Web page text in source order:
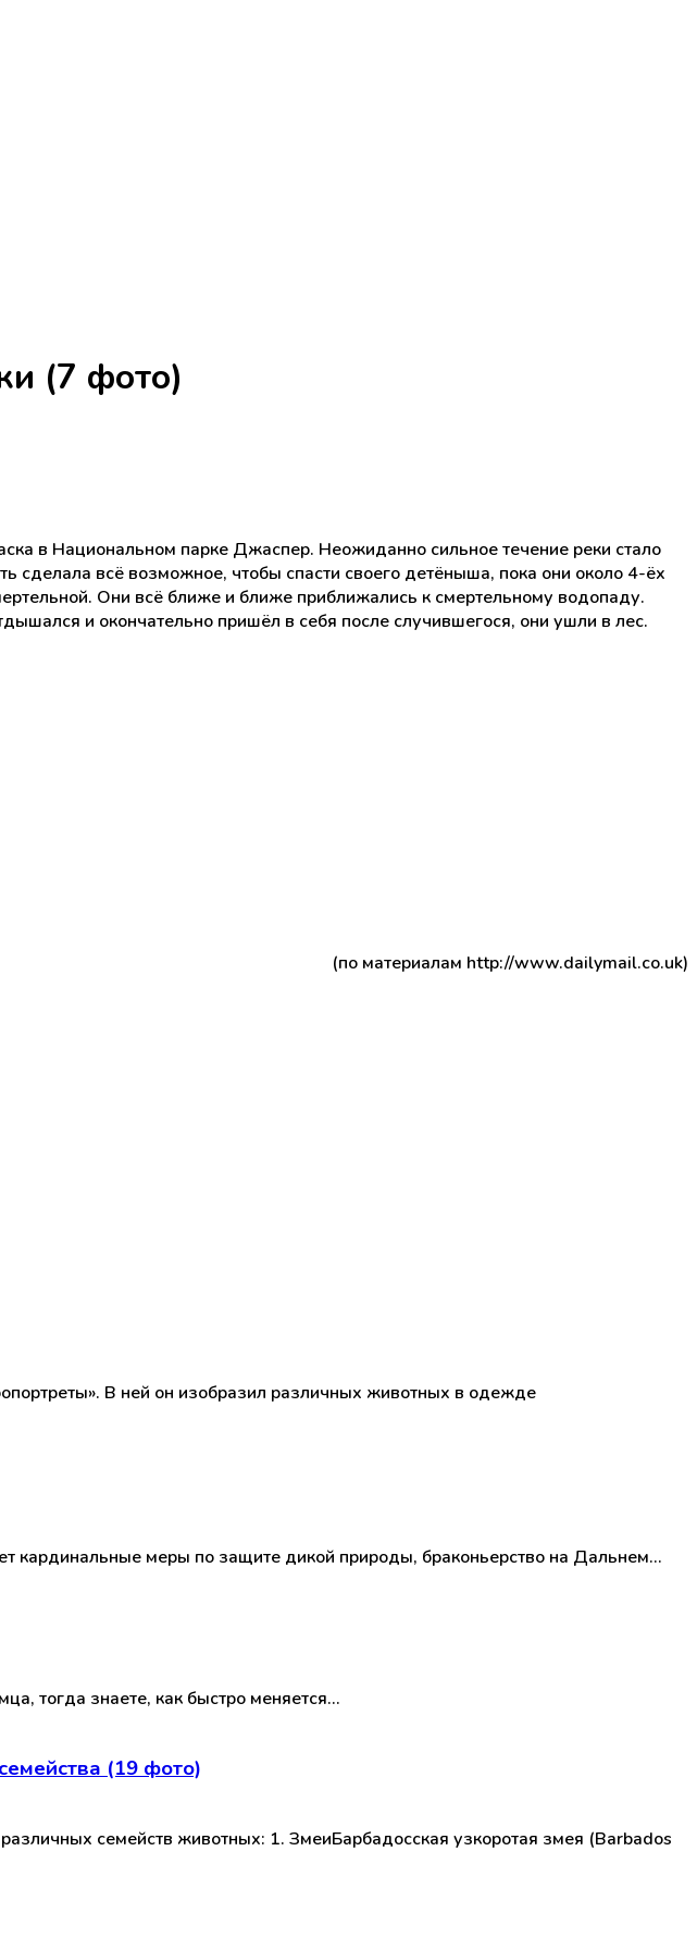
(7 фото)
в Национальном парке Джаспер. Неожиданно сильное течение реки стало
всё возможное, чтобы спасти своего детёныша, пока они около 4-ёх
Они всё ближе и ближе приближались к смертельному водопаду.
и окончательно пришёл в себя после случившегося, они ушли в лес.
(по материалам http://www.dailymail.co.uk)
В ней он изобразил различных животных в одежде
кардинальные меры по защите дикой природы, браконьерство на Дальнем…
тогда знаете, как быстро меняется…
(19 фото)
семейств животных: 1. ЗмеиБарбадосская узкоротая змея (Barbados